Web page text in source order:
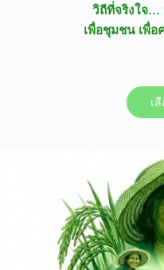
วิถีที่จริงใจ…
เพื่อชุมชน เพื่อ
เ